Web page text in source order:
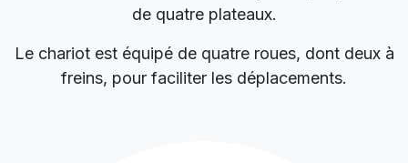
de quatre plateaux.
Le chariot est équipé de quatre roues, dont deux à
freins, pour faciliter les déplacements.